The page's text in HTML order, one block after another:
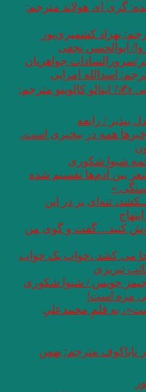
گری ای‌ هولاند مترجم:
بهزاد کشمیری‌پور
ابوالحسن نجفی
سرورالسادات جواهريان
اسدالله امرايى
ایتالو کالوینو مترجم:
بپذیر / رابعه
همه در بیخبری است،
شیوا شکوری
بین آدم‌ها تقسیم شده
تنه‌ای بر در این
کنید…گفت و گوی من
می کشد ،خواب یک خواب
تبریزی
جیمز جویس / شیوا شکوری
مزه است!
به قلمِ محمدعلیِ
ناباکوف مترجم: بهمن